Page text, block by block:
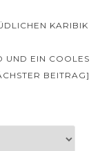
KARIBIK
UND EIN COOLES
BEITRAG]